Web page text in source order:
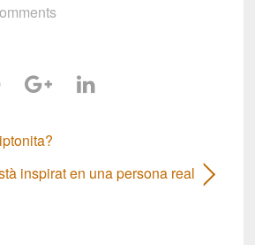
inspirat en una persona real